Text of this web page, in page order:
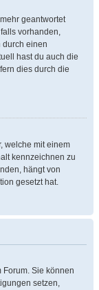
geantwortet
vorhanden,
durch einen
hast du auch die
dies durch die
welche mit einem
kennzeichnen zu
hängt von
gesetzt hat.
Sie können
setzen,